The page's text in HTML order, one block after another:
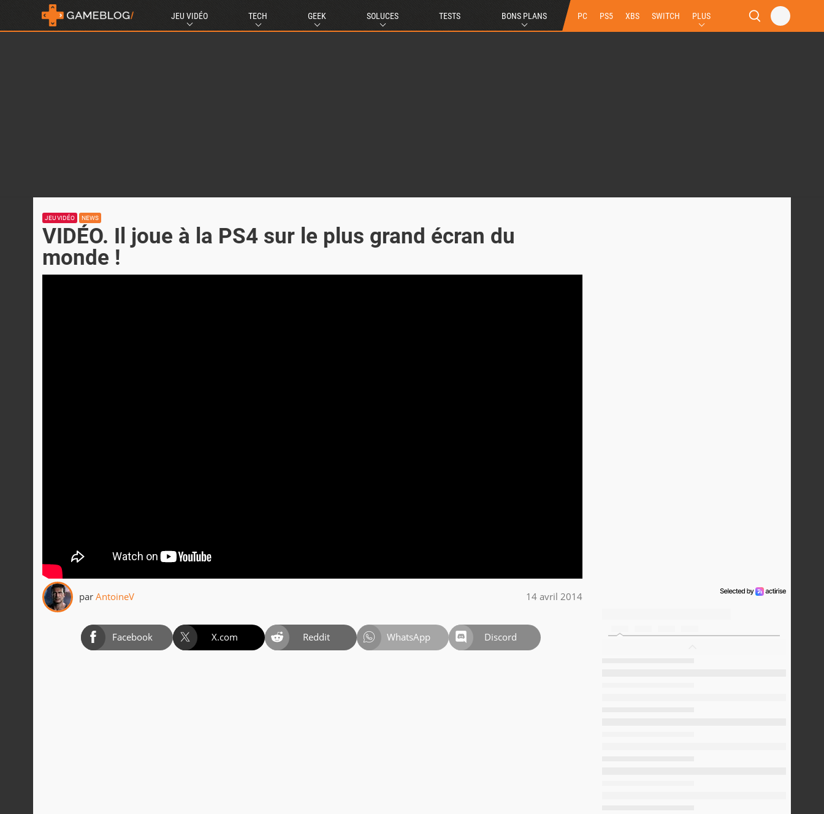
JEU VIDÉO TECH GEEK SOLUCES TESTS BONS PLANS PC PS5 XBS SWITCH PLUS
JEU VIDÉO NEWS
VIDÉO. Il joue à la PS4 sur le plus grand écran du
monde !
par AntoineV 14 avril 2014
Facebook X.com Reddit WhatsApp Discord